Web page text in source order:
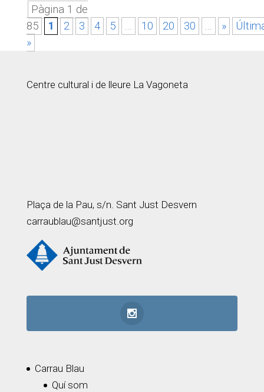
Pàgina 1 de
85
1 2 3 4 5 ... 10 20 30 ... »
»
Centre cultural i de lleure La Vagoneta
Plaça de la Pau, s/n. Sant Just Desvern
carraublau@santjust.org
Carrau Blau
Quí som